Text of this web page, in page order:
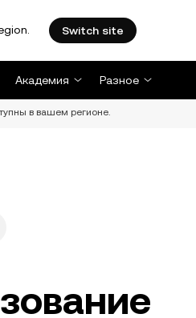
Switch site
Академия Разное
в вашем регионе.